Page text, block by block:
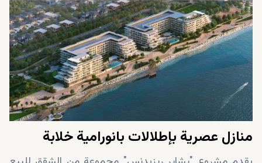
منازل عصرية بإطلالات بانورامية خلابة